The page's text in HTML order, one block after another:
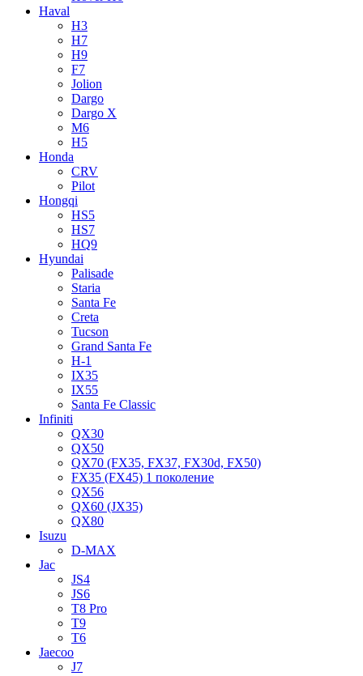
Haval
H3
H7
H9
F7
Jolion
Dargo
Dargo X
M6
H5
Honda
CRV
Pilot
Hongqi
HS5
HS7
HQ9
Hyundai
Palisade
Staria
Santa Fe
Creta
Tucson
Grand Santa Fe
H-1
IX35
IX55
Santa Fe Classic
Infiniti
QX30
QX50
QX70 (FX35, FX37, FX30d, FX50)
FX35 (FX45) 1 поколение
QX56
QX60 (JX35)
QX80
Isuzu
D-MAX
Jac
JS4
JS6
T8 Pro
T9
T6
Jaecoo
J7